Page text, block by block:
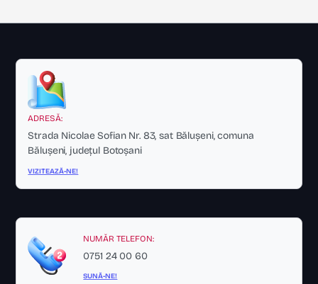
ADRESĂ:
Strada Nicolae Sofian Nr. 83, sat Bălușeni, comuna
Bălușeni, județul Botoșani
VIZITEAZĂ-NE!
NUMĂR TELEFON:
0751 24 00 60
SUNĂ-NE!